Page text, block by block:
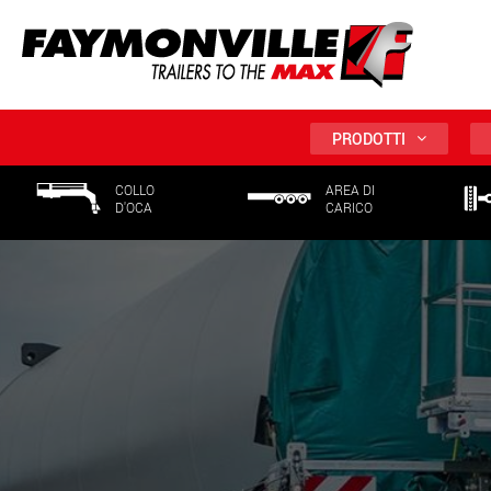
PRODOTTI
COLLO
D'OCA
AREA DI
CARICO